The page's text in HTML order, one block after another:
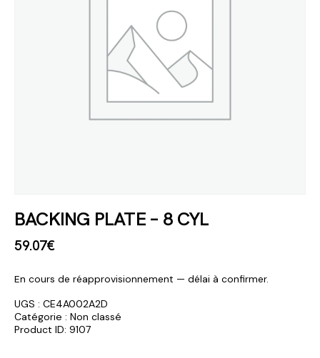
BACKING PLATE – 8 CYL
59.07€
En cours de réapprovisionnement — délai à confirmer.
UGS : CE4A002A2D
Catégorie : Non classé
Product ID: 9107